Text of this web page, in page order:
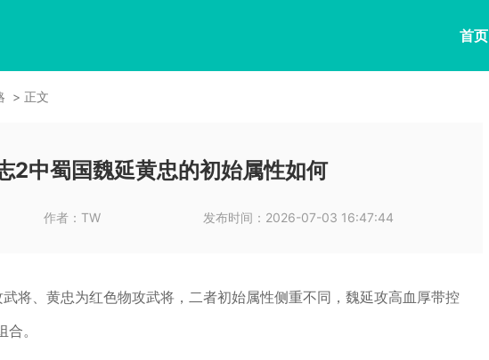
首页
正文
2中蜀国魏延黄忠的初始属性如何
作者： TW 发布时间： 2026-07-03 16:47:44
将、黄忠为红色物攻武将，二者初始属性侧重不同，魏延攻高血厚带控
。